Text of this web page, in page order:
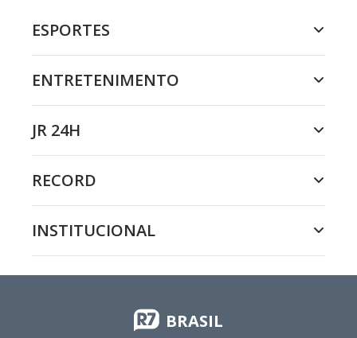
ESPORTES
ENTRETENIMENTO
JR 24H
RECORD
INSTITUCIONAL
BRASIL